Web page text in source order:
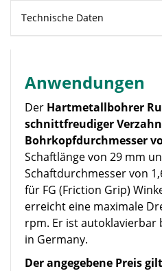
Technische Daten
Anwendungen
Der Hartmetallbohrer
schnittfreudiger
Bohrkopfdurchmesser
Schaftlänge von 29 mm
Schaftdurchmesser von
für FG (Friction Grip)
erreicht eine maximale
rpm. Er ist autoklavierbar
in Germany.
Der angegebene Preis